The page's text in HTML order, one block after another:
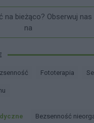
na bieżąco? Obserwuj nas
na
Fototerapia
Bezsenność